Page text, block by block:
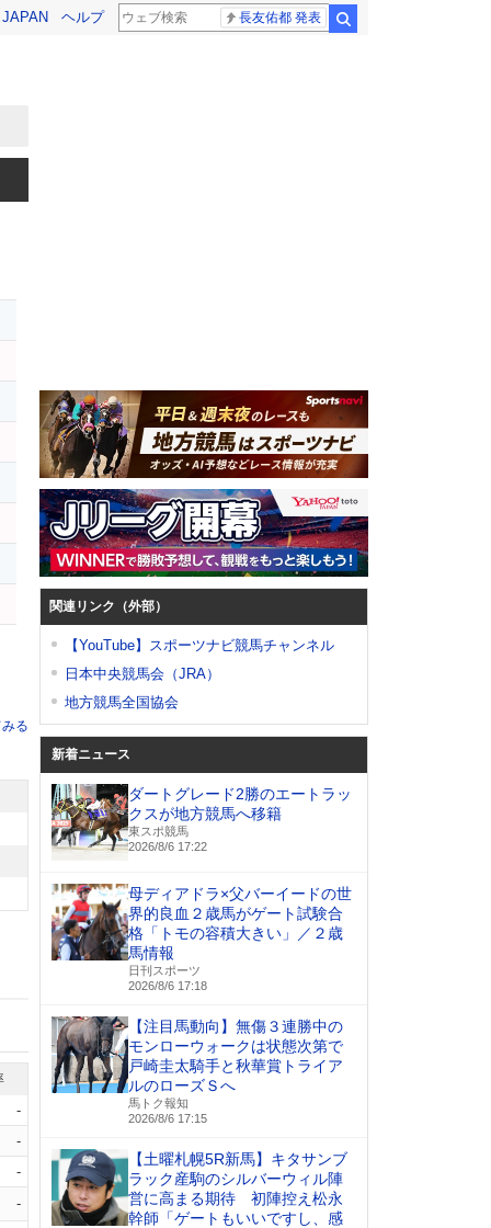
ヘルプ 長友佑都 発表
る
-
-
-
-
関連リンク（外部）
【YouTube】スポーツナビ競馬チャンネル
日本中央競馬会（JRA）
地方競馬全国協会
新着ニュース
ダートグレード2勝のエートラッ
クスが地方競馬へ移籍
東スポ競馬
2026/8/6 17:22
母ディアドラ×父バーイードの世
界的良血２歳馬がゲート試験合
格「トモの容積大きい」／２歳
馬情報
日刊スポーツ
2026/8/6 17:18
【注目馬動向】無傷３連勝中の
モンローウォークは状態次第で
戸崎圭太騎手と秋華賞トライア
ルのローズＳへ
馬トク報知
2026/8/6 17:15
【土曜札幌5R新馬】キタサンブ
ラック産駒のシルバーウィル陣
営に高まる期待 初陣控え松永
幹師「ゲートもいいですし、感